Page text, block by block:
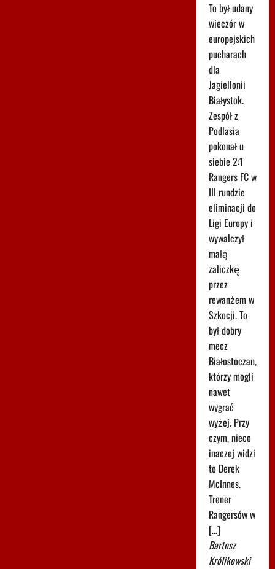
To był udany
wieczór w
europejskich
pucharach
dla
Jagiellonii
Białystok.
Zespół z
Podlasia
pokonał u
siebie 2:1
Rangers FC w
III rundzie
eliminacji do
Ligi Europy i
wywalczył
małą
zaliczkę
przez
rewanżem w
Szkocji. To
był dobry
mecz
Białostoczan,
którzy mogli
nawet
wygrać
wyżej. Przy
czym, nieco
inaczej widzi
to Derek
McInnes.
Trener
Rangersów w
[…]
Bartosz
Królikowski